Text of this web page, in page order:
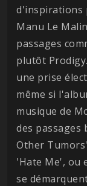
d'inspirations
Manu Le
passages
plutôt
une prise
même si
musique de
des passages
Other
'Hate Me', ou
se